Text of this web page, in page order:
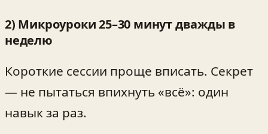
2) Микроуроки 25–30 минут дважды в
неделю
Короткие сессии проще вписать. Секрет
— не пытаться впихнуть «всё»: один
навык за раз.